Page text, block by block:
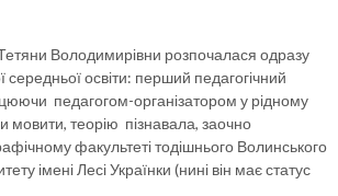
Володимирівни розпочалася одразу
середньої освіти: перший педагогічний
педагогом-організатором у рідному
мовити, теорію пізнавала, заочно
факультеті тодішнього Волинського
імені Лесі Українки (нині він має статус